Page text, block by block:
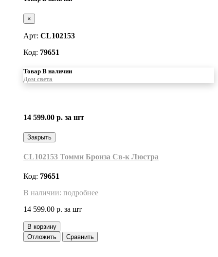
×
Арт: CL102153
Код: 79651
Товар В наличии
Дом света
14 599.00 р. за шт
Закрыть
CL102153 Томми Бронза Св-к Люстра
Код: 79651
В наличии: подробнее
14 599.00 р. за шт
В корзину
Отложить
Сравнить